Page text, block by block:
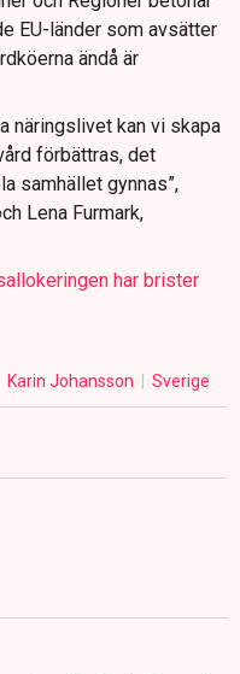
EU-länder som avsätter
ändå är
näringslivet kan vi skapa
förbättras, det
samhället gynnas”,
Lena Furmark,
har brister
Karin Johansson Sverige